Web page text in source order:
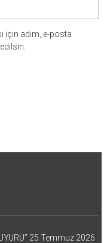
için adım, e-posta
25 Temmuz 2026